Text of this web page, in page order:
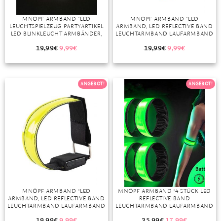
DIOPSID
KARNEOL
KUNZIT
KYANIT
LAPISLAZULI
MARKASIT
UNGLAUBLICH
WINTER
DINNER
TREND DES MONATS
MNÖPF ARMBAND “LED
LEUCHTSPIELZEUG PARTYARTIKEL
LED BLINKLEUCHT ARMBÄNDER,
GASTGESCHENKE”
19,99€ 9,99€
MNÖPF ARMBAND “LED
ARMBAND, LED REFLECTIVE BAND
LEUCHTARMBAND LAUFARMBAND
LEUCHTBÄNDER REFLEKTORBAND
RUNNING SPORTS”
19,99€ 9,99€
ANGEBOT!
MNÖPF ARMBAND “LED
ARMBAND, LED REFLECTIVE BAND
LEUCHTARMBAND LAUFARMBAND
ANGEBOT!
MNÖPF ARMBAND “4 STÜCK LED
REFLECTIVE BAND
LEUCHTARMBAND LAUFARMBAND